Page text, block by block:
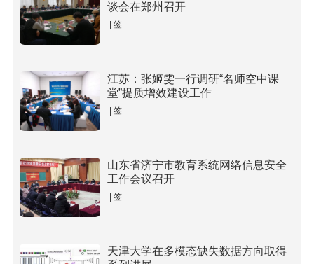
谈会在郑州召开
| 签
江苏：张姬雯一行调研“名师空中课
堂”提质增效建设工作
| 签
山东省济宁市教育系统网络信息安全
工作会议召开
| 签
天津大学在多模态缺失数据方向取得